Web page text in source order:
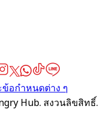
อกำหนดต่าง ๆ
Hub. สงวนลิขสิทธิ์.